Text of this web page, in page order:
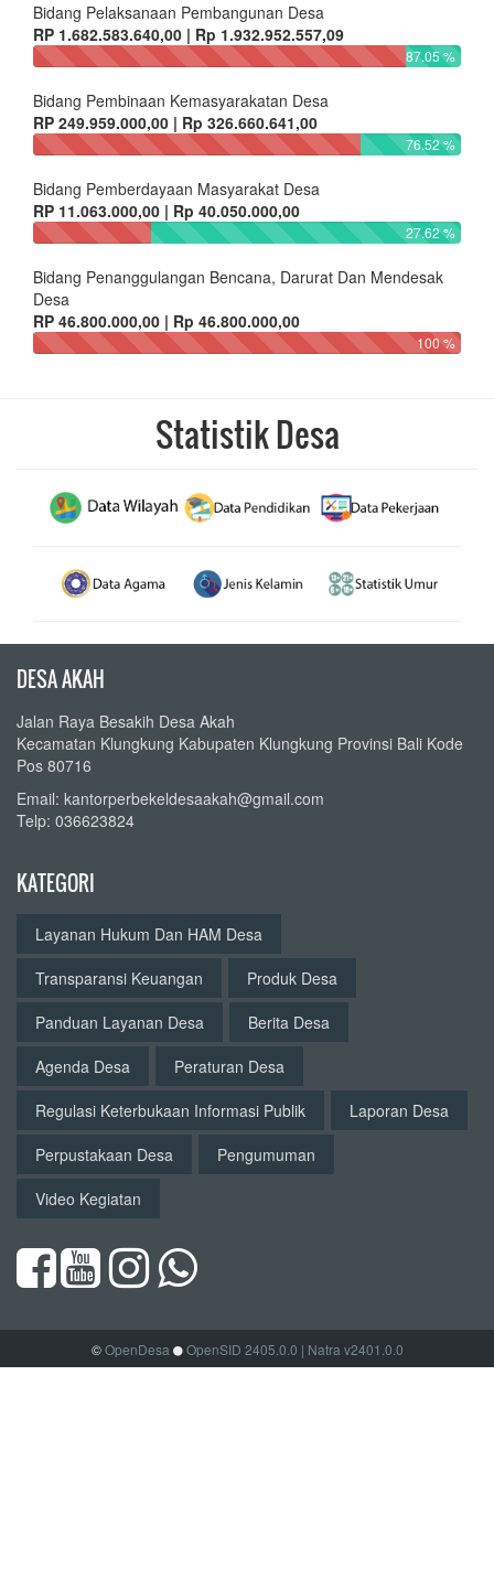
Bidang Pelaksanaan Pembangunan Desa
RP 1.682.583.640,00 | Rp 1.932.952.557,09
87.05 %
Bidang Pembinaan Kemasyarakatan Desa
RP 249.959.000,00 | Rp 326.660.641,00
76.52 %
Bidang Pemberdayaan Masyarakat Desa
RP 11.063.000,00 | Rp 40.050.000,00
27.62 %
Bidang Penanggulangan Bencana, Darurat Dan Mendesak
Desa
RP 46.800.000,00 | Rp 46.800.000,00
100 %
Statistik Desa
DESA AKAH
Jalan Raya Besakih Desa Akah
Kecamatan Klungkung Kabupaten Klungkung Provinsi Bali Kode
Pos 80716
Email: kantorperbekeldesaakah@gmail.com
Telp: 036623824
KATEGORI
Layanan Hukum Dan HAM Desa
Transparansi Keuangan
Produk Desa
Panduan Layanan Desa
Berita Desa
Agenda Desa
Peraturan Desa
Regulasi Keterbukaan Informasi Publik
Laporan Desa
Perpustakaan Desa
Pengumuman
Video Kegiatan
©OpenDesa OpenSID 2405.0.0 | Natra v2401.0.0